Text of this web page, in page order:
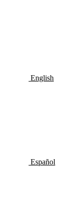
English
Español